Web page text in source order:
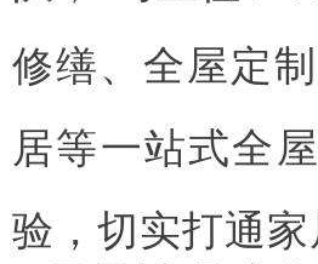
修缮、全屋定
居等一站式全
验，切实打通